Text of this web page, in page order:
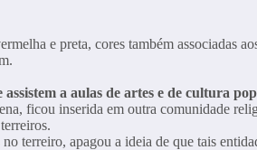
e preta, cores também associadas
a aulas de artes e de cultura
ficou inserida em outra comunidade
terreiro, apagou a ideia de que tais